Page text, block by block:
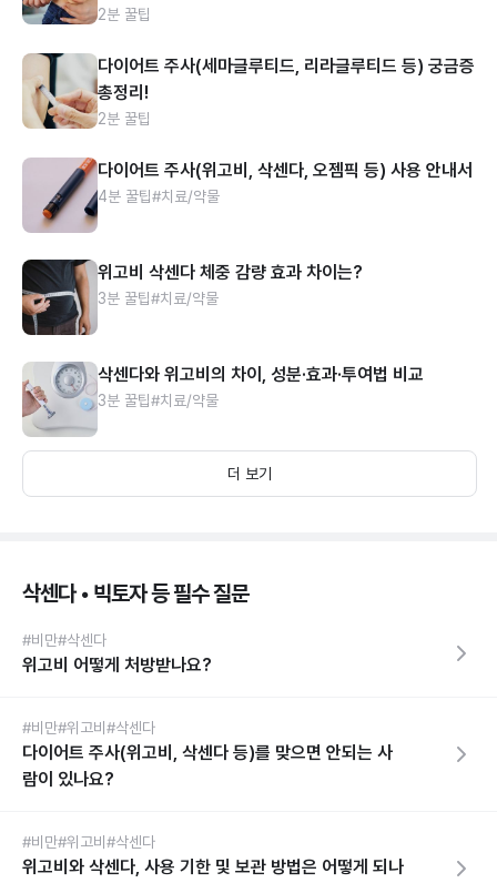
2분 꿀팁
다이어트 주사(세마글루티드, 리라글루티드 등) 궁금증
총정리!
2분 꿀팁
다이어트 주사(위고비, 삭센다, 오젬픽 등) 사용 안내서
4분 꿀팁#치료/약물
위고비 삭센다 체중 감량 효과 차이는?
3분 꿀팁#치료/약물
삭센다와 위고비의 차이, 성분·효과·투여법 비교
3분 꿀팁#치료/약물
더 보기
삭센다 • 빅토자 등 필수 질문
#비만#삭센다
위고비 어떻게 처방받나요?
#비만#위고비 #삭센다
다이어트 주사(위고비, 삭센다 등)를 맞으면 안되는 사
람이 있나요?
#비만#위고비 #삭센다
위고비와 삭센다, 사용 기한 및 보관 방법은 어떻게 되나